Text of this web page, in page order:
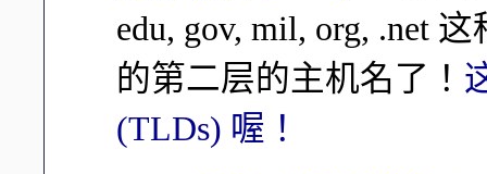
edu, gov, mil, org, .net
的第二层的主机名了！
(TLDs) 喔！